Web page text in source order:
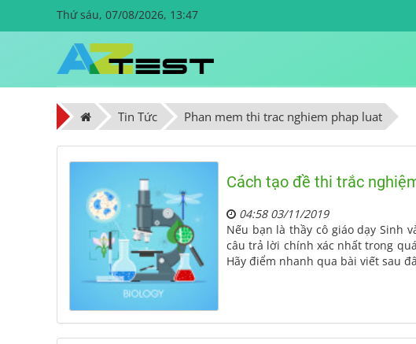
Thứ sáu, 07/08/2026, 13:47
Tin Tức Phan mem thi trac nghiem phap luat
Cách tạo đề thi trắc
04:58 03/11/2019
Nếu bạn là thầy cô giáo dạy Sinh
câu trả lời chính xác nhất trong
Hãy điểm nhanh qua bài viết sau